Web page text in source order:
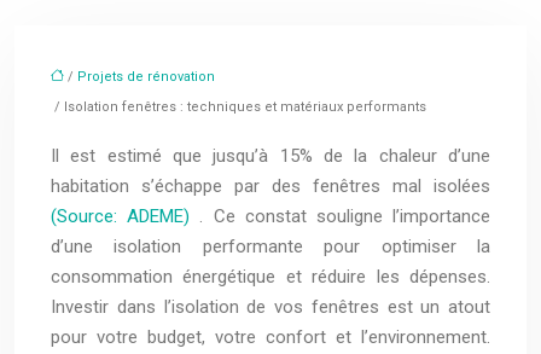
/ Projets de rénovation
/ Isolation fenêtres : techniques et matériaux performants
Il est estimé que jusqu’à 15% de la chaleur d’une
habitation s’échappe par des fenêtres mal isolées
(Source: ADEME) . Ce constat souligne l’importance
d’une isolation performante pour optimiser la
consommation énergétique et réduire les dépenses.
Investir dans l’isolation de vos fenêtres est un atout
pour votre budget, votre confort et l’environnement.